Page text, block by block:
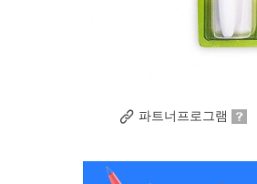
파트너프로그램